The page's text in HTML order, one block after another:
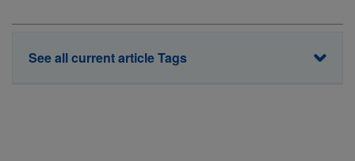
See all current article Tags